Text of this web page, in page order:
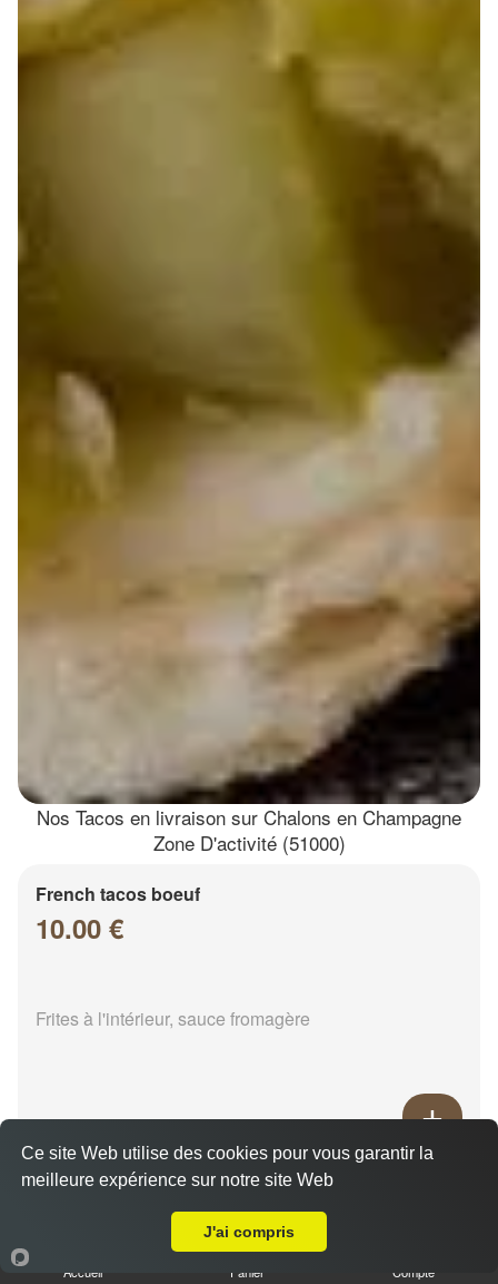
Nos Tacos en livraison sur Chalons en Champagne
Zone D'activité (51000)
French tacos boeuf
10.00 €
Frites à l'intérieur, sauce fromagère
French tacos chicken
Accueil Panier Compte
Ce site Web utilise des cookies pour vous garantir la
meilleure expérience sur notre site Web
J'ai compris